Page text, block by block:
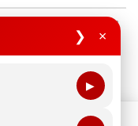
❯ ×
▶
y Propiedad Intelectual
de Datos
tu experiencia de